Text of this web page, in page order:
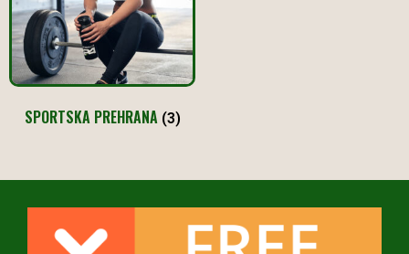
SPORTSKA PREHRANA (3)